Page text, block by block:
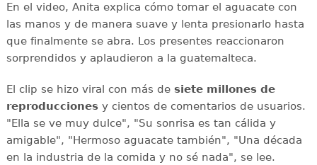
En el video, Anita explica cómo tomar el aguacate con
las manos y de manera suave y lenta presionarlo hasta
que finalmente se abra. Los presentes reaccionaron
sorprendidos y aplaudieron a la guatemalteca.
El clip se hizo viral con más desiete millones de
reproduccionesy cientos de comentarios de usuarios.
"Ella se ve muy dulce", "Su sonrisa es tan cálida y
amigable", "Hermoso aguacate también", "Una década
en la industria de la comida y no sé nada", se lee.